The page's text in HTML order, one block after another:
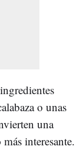
o unas
una
interesante.